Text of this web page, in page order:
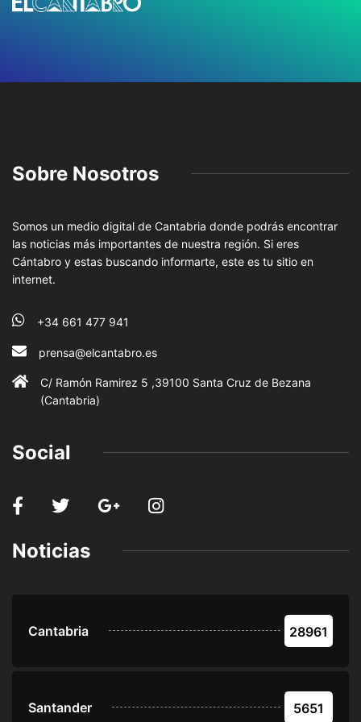
Sobre Nosotros
Somos un medio digital de Cantabria donde podrás encontrar
las noticias más importantes de nuestra región. Si eres
Cántabro y estas buscando informarte, este es tu sitio en
internet.
+34 661 477 941
prensa@elcantabro.es
C/ Ramón Ramirez 5 ,39100 Santa Cruz de Bezana
(Cantabria)
Social
Noticias
Cantabria 28961
Santander 5651